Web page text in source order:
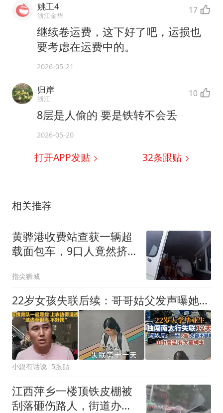
姚工4
浙江金华 17
继续卷运费，这下好了吧，运损也
要考虑在运费中的。
2026-05-21
归岸
浙江 10
8层是人偷的 要是铁转不会丢
2026-05-20
打开APP发贴 32条跟贴
相关推荐
黄骅港收费站查获一辆超
载面包车，9口人竟然挤
指尖狮城
22岁女孩失联后续：哥哥姑父发声曝她是师范定向生，回来就去教书，刑警已介入
小鋭有话说 5跟贴
江西萍乡一楼顶铁皮棚被
刮落砸伤路人，街道办：